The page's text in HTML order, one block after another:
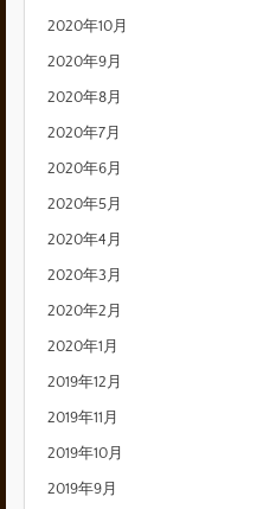
2020年10月
2020年9月
2020年8月
2020年7月
2020年6月
2020年5月
2020年4月
2020年3月
2020年2月
2020年1月
2019年12月
2019年11月
2019年10月
2019年9月